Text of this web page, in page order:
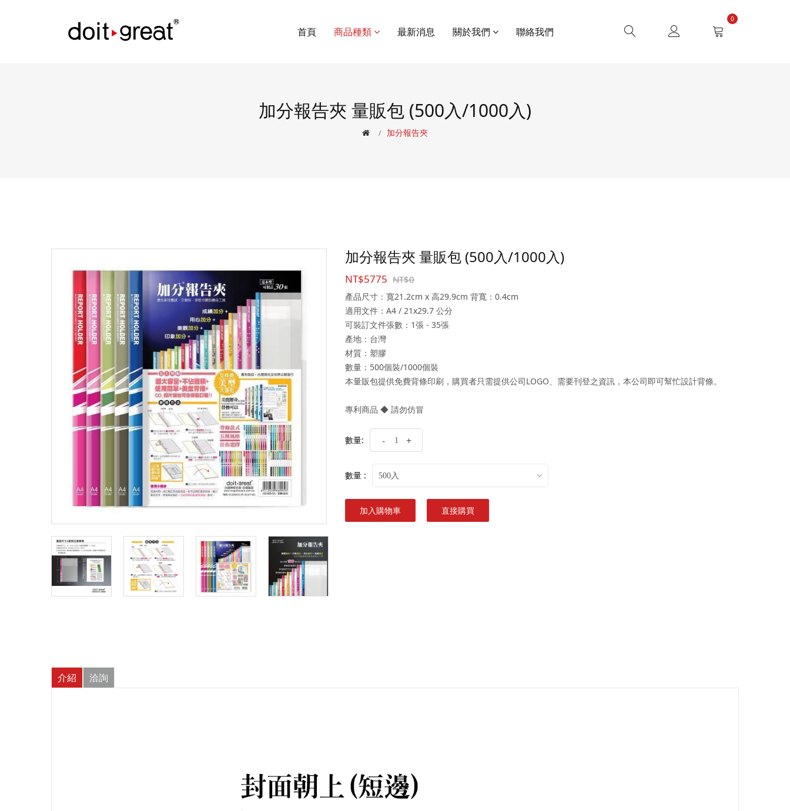
首頁 商品種類 最新消息 關於我們 聯絡我們
0
加分報告夾 量販包 (500入/1000入)
加分報告夾
加分報告夾 量販包 (500入/1000入)
NT$5775 NT$0
產品尺寸：寬21.2cm x 高29.9cm 背寬：0.4cm
適用文件：A4 / 21x29.7 公分
可裝訂文件張數：1張 - 35張
產地：台灣
材質：塑膠
數量：500個裝/1000個裝
本量販包提供免費背條印刷，購買者只需提供公司LOGO、需要刊登之資訊，本公司即可幫忙設計背條。
專利商品 ◆ 請勿仿冒
數量: - +
數量 : 500入
加入購物車 直接購買
介紹 洽詢